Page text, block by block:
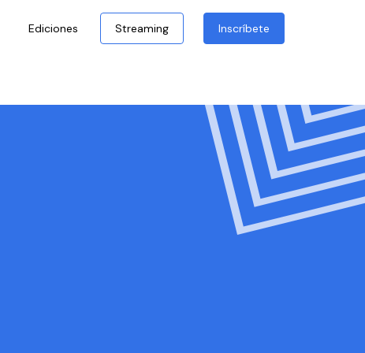
Ediciones Streaming Inscríbete